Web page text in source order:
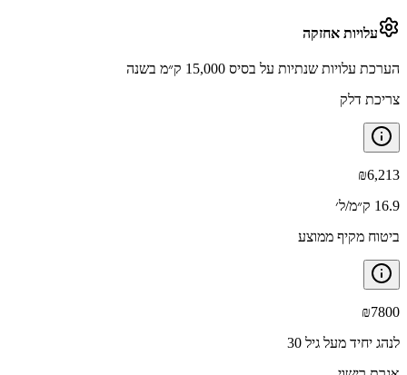
עלויות אחזקה
הערכת עלויות שנתיות על בסיס 15,000 ק״מ בשנה
צריכת דלק
₪6,213
16.9 ק״מ/ל׳
ביטוח מקיף ממוצע
₪7800
לנהג יחיד מעל גיל 30